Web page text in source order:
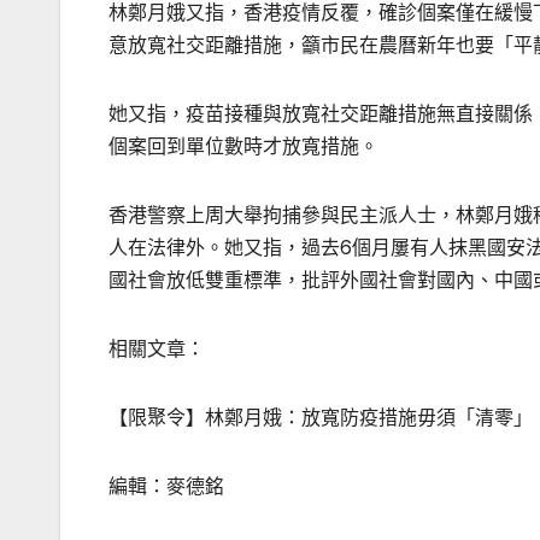
林鄭月娥又指，香港疫情反覆，確診個案僅在緩
意放寬社交距離措施，籲市民在農曆新年也要「平
她又指，疫苗接種與放寬社交距離措施無直接關
個案回到單位數時才放寬措施。
香港警察上周大舉拘捕參與民主派人士，林鄭月
人在法律外。她又指，過去6個月屢有人抹黑國
國社會放低雙重標準，批評外國社會對國內、中
相關文章：
【限聚令】林鄭月娥：放寬防疫措施毋須「清零
編輯：麥德銘